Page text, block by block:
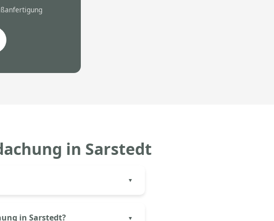
in Sarstedt
oder Polycarbonat) und
in Sarstedt?